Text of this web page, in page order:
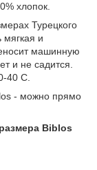
хлопок.
Турецкого
мягкая и
машинную
и не садится.
40 С.
- можно прямо
Biblos